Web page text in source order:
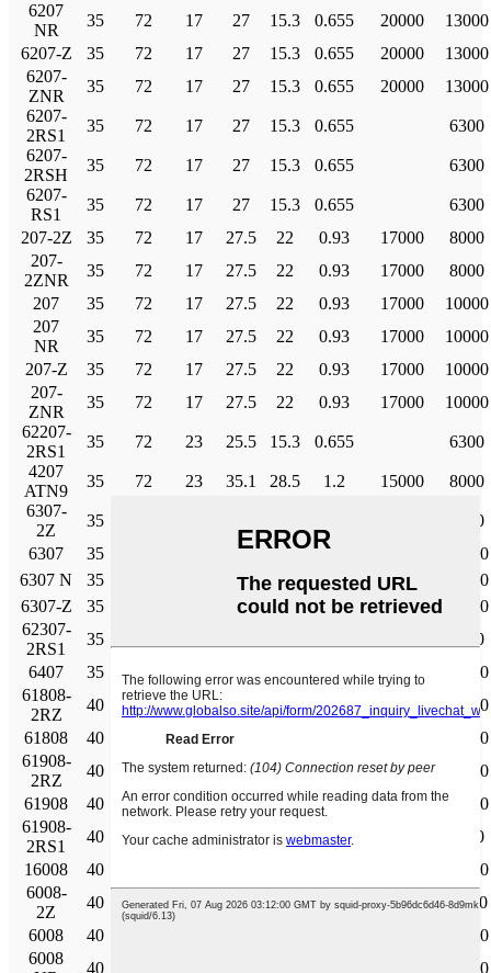
6207
NR
35 72 17 27 15.3 0.655 20000
13000
6207-Z
35 72 17 27 15.3 0.655 20000
13000
6207-
ZNR
35 72 17 27 15.3 0.655 20000
13000
6207-
2RS1
35 72 17 27 15.3 0.655
6300
6207-
2RSH
35 72 17 27 15.3 0.655
6300
6207-
RS1
35 72 17 27 15.3 0.655
6300
207-2Z
35 72 17 27.5 22 0.93 17000
8000
207-
2ZNR
35 72 17 27.5 22 0.93 17000
8000
207
35 72 17 27.5 22 0.93 17000
10000
207
NR
35 72 17 27.5 22 0.93 17000
10000
207-Z
35 72 17 27.5 22 0.93 17000
10000
207-
ZNR
35 72 17 27.5 22 0.93 17000
10000
62207-
2RS1
35 72 23 25.5 15.3 0.655
6300
4207
ATN9
35 72 23 35.1 28.5 1.2 15000
8000
6307-
2Z
35
9500
6307
35 35.1 19 0.815
12000
6307 N
35 35.1 19 0.815 19000
12000
6307-Z
35 35.1 19 0.815 19000
12000
62307-
2RS1
35
6000
6407
35 100 25 1.29 16000
10000
61808-
2RZ
40 52 7 4.49 3.75 0.16 26000
13000
61808
40 7 4.49
16000
61908-
2RZ
40 62 12 13.8 10 0.425 24000
12000
61908
40 62 12 13.8 10 0.425 24000
14000
61908-
2RS1
40 62 12 13.8 10 0.425
6700
16008
40
14000
6008-
2Z
40 68 15 17.8 11 0.49 22000
11000
6008
40
14000
6008
40 14000